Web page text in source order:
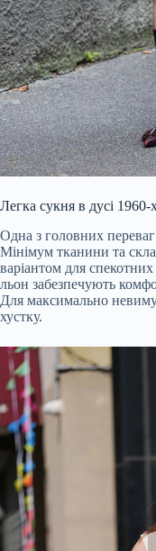
Легка сукня в дусі 1960-
Одна з головних переваг
Мінімум тканини та
варіантом для
льон забезпечують
Для максимально
хустку.